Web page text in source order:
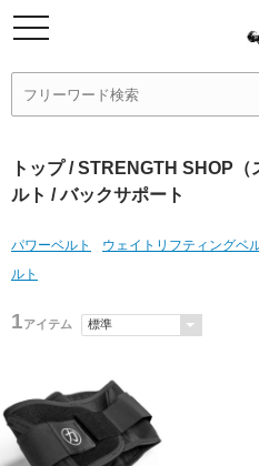
トップ/STRENGTH SHOP（
ルト / バックサポート
パワーベルト ウェイトリフティングベ
ルト
1アイテム